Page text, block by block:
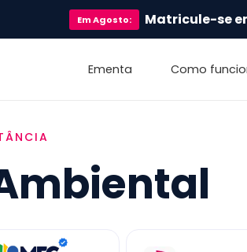
EmAgosto: Matricule-se
Ementa Como